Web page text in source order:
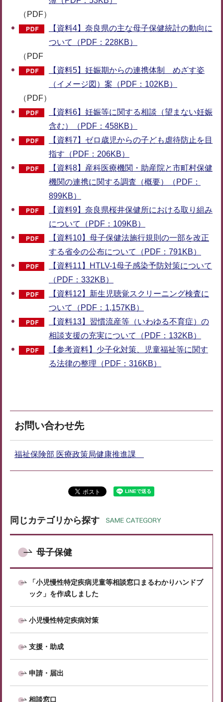
（PDF）
【資料4】奈良県の主な母子保健統計の動向に
ついて（PDF：228KB）
（PDF
【資料5】妊娠期からの連携体制 めざす姿
（イメージ図）案（PDF：102KB）
（PDF）
【資料6】妊娠等に関する相談（望まない妊娠
含む）（PDF：458KB）
【資料7】ゼロ歳児からの子ども虐待防止を目
指す（PDF：206KB）
【資料8】産科医療機関・助産院と市町村保健
機関の連携に関する調査（概要）（PDF：
899KB）
【資料9】奈良県桜井保健所における取り組み
について（PDF：109KB）
【資料10】母子保健法施行規則の一部を改正
する省令の公布について（PDF：791KB）
【資料11】HTLV-1母子感染予防対策について
（PDF：332KB）
【資料12】新生児聴覚スクリーニング検査に
ついて（PDF：1,157KB）
【資料13】習慣流産等（いわゆる不育症）の
相談支援の充実について（PDF：132KB）
【参考資料】少子化対策、児童福祉等に関す
る法律の整理（PDF：316KB）
お問い合わせ先
福祉保険部 医療政策局健康推進課
同じカテゴリから探す
母子保健
「小児慢性特定疾病児童等相談窓口まるわかりハンドブ
ック」を作成しました
小児慢性特定疾病対策
支援・助成
申請・届出
相談窓口